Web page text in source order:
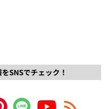
SNSでチェック！